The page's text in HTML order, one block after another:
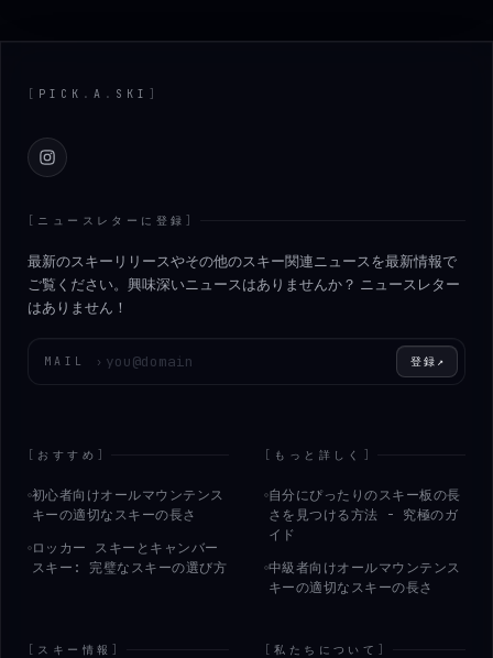
[ PICK . A . SKI ]
Instagram
[ ニュースレターに登録 ]
最新のスキーリリースやその他のスキー関連ニュースを最新情報で
ご覧ください。興味深いニュースはありませんか？ ニュースレター
はありません！
MAIL › 登録 ↗
[ おすすめ ]
初心者向けオールマウンテンス
キーの適切なスキーの長さ
ロッカー スキーとキャンバー
スキー: 完璧なスキーの選び方
[ もっと詳しく ]
自分にぴったりのスキー板の長
さを見つける方法 - 究極のガ
イド
中級者向けオールマウンテンス
キーの適切なスキーの長さ
[ スキー情報 ] [私たちについて ]